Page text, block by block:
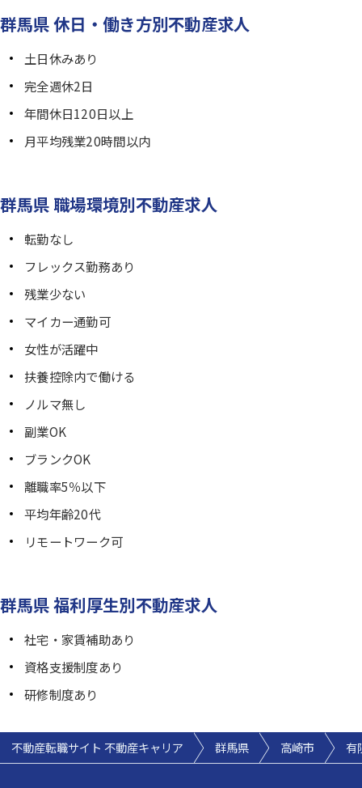
群馬県 休日・働き方別不動産求人
土日休みあり
完全週休2日
年間休日120日以上
月平均残業20時間以内
群馬県 職場環境別不動産求人
転勤なし
フレックス勤務あり
残業少ない
マイカー通勤可
女性が活躍中
扶養控除内で働ける
ノルマ無し
副業OK
ブランクOK
離職率5％以下
平均年齢20代
リモートワーク可
群馬県 福利厚生別不動産求人
社宅・家賃補助あり
資格支援制度あり
研修制度あり
不動産転職サイト 不動産キャリア 群馬県 高崎市 有